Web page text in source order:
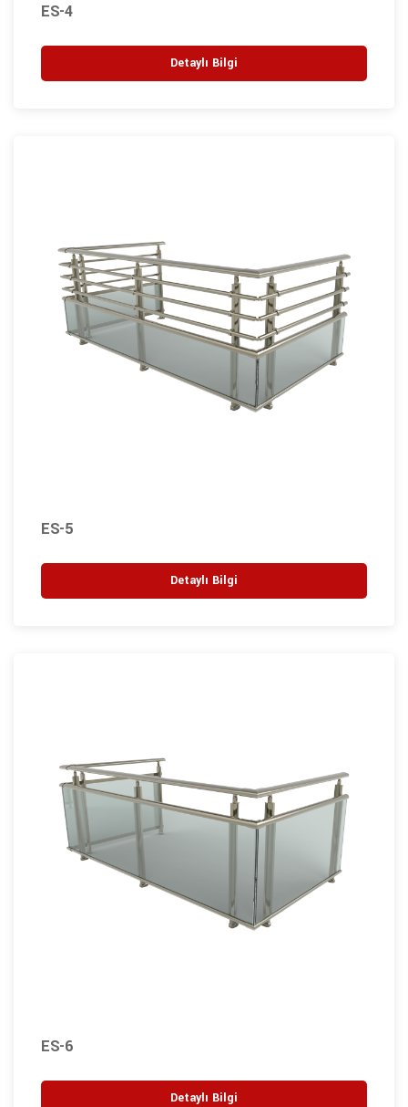
ES-4
Detaylı Bilgi
ES-5
Detaylı Bilgi
ES-6
Detaylı Bilgi